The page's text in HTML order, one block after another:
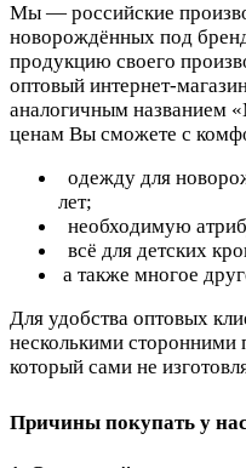
Мы — российские
новорождённых под
продукцию своего
оптовый интернет-
аналогичным названием
ценам Вы сможете с
одежду для
лет;
необходимую
всё для детских
а также многое
Для удобства оптовых
несколькими сторонними
который сами не
Причины покупать у